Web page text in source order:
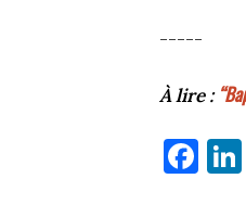
-----
À lire :
Fa
ce